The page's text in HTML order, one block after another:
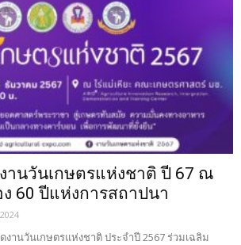
านวันเกษตรแห่งชาติ ปี 67 ณ
60 ปีแห่งการสถาปนา
านวันเกษตรแห่งชาติ ประจำปี 2567 ร่วมเฉลิม